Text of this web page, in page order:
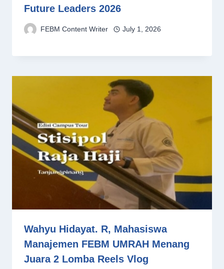
Future Leaders 2026
FEBM Content Writer July 1, 2026
Wahyu Hidayat. R, Mahasiswa
Manajemen FEBM UMRAH Menang
Juara 2 Lomba Reels Vlog